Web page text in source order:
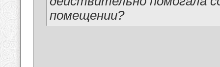
помещении?